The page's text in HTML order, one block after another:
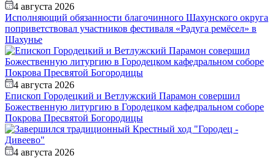
4 августа 2026
Исполняющий обязанности благочинного Шахунского округа
поприветствовал участников фестиваля «Радуга ремёсел» в
Шахунье
4 августа 2026
Епископ Городецкий и Ветлужский Парамон совершил
Божественную литургию в Городецком кафедральном соборе
Покрова Пресвятой Богородицы
4 августа 2026